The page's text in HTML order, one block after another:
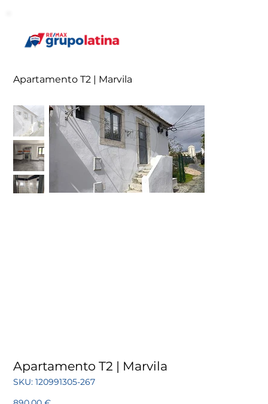
Apartamento T2 | Marvila
Apartamento T2 | Marvila
SKU: SKU
120991305-
120991305-267
Preço